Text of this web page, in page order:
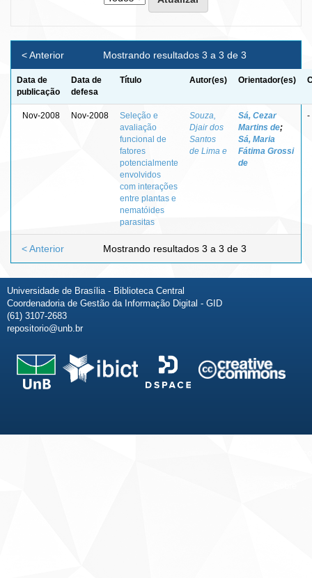
Mostrando resultados 3 a 3 de 3
< Anterior
Data de
publicação
Data de
defesa
Título Autor(es) Orientador(es)
Nov-2008 Nov-2008
Seleção e
avaliação
funcional de
fatores
potencialmente
envolvidos
com interações
entre plantas e
nematóides
parasitas
Souza,
Djair dos
Santos
de Lima e
Sá, Cezar
Martins de;
Sá, Maria
Fátima Grossi
de
-
Mostrando resultados 3 a 3 de 3
< Anterior
Universidade de Brasília - Biblioteca Central
Coordenadoria de Gestão da Informação Digital - GID
(61) 3107-2683
repositorio@unb.br